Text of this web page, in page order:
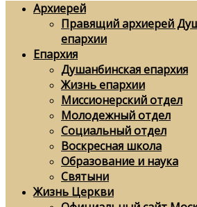
Архиерей
Правящий архиерей
епархии
Епархия
Душанбинская епархия
Жизнь епархии
Миссионерский отдел
Молодежный отдел
Социальный отдел
Воскресная школа
Образование и наука
Святыни
Жизнь Церкви